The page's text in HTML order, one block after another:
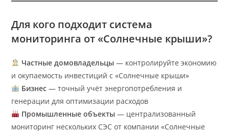
Для кого подходит система
мониторинга от «Солнечные крыши»?
Частные домовладельцы — контролируйте экономию
и окупаемость инвестиций с «Солнечные крыши»
Бизнес — точный учёт энергопотребления и
генерации для оптимизации расходов
Промышленные объекты — централизованный
мониторинг нескольких СЭС от компании «Солнечные